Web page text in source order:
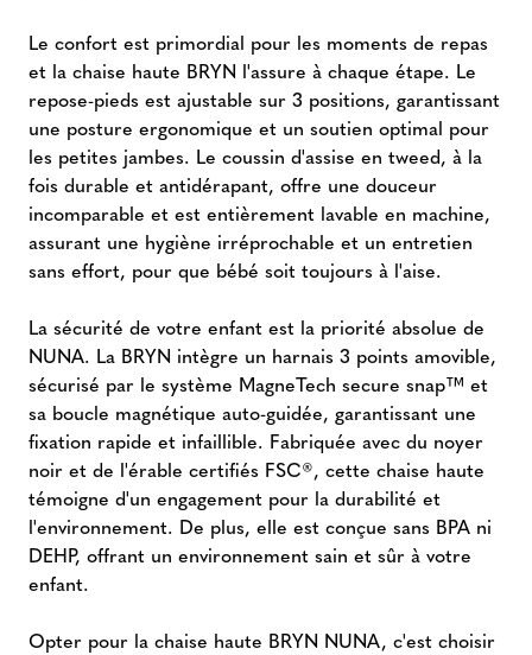
Le confort est primordial pour les moments de repas
et la chaise haute BRYN l'assure à chaque étape. Le
repose-pieds est ajustable sur 3 positions, garantissant
une posture ergonomique et un soutien optimal pour
les petites jambes. Le coussin d'assise en tweed, à la
fois durable et antidérapant, offre une douceur
incomparable et est entièrement lavable en machine,
assurant une hygiène irréprochable et un entretien
sans effort, pour que bébé soit toujours à l'aise.
La sécurité de votre enfant est la priorité absolue de
NUNA. La BRYN intègre un harnais 3 points amovible,
sécurisé par le système MagneTech secure snap™ et
sa boucle magnétique auto-guidée, garantissant une
fixation rapide et infaillible. Fabriquée avec du noyer
noir et de l'érable certifiés FSC®, cette chaise haute
témoigne d'un engagement pour la durabilité et
l'environnement. De plus, elle est conçue sans BPA ni
DEHP, offrant un environnement sain et sûr à votre
enfant.
Opter pour la chaise haute BRYN NUNA, c'est choisir